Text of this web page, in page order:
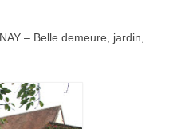
“SUPRA”
– Belle demeure, jardin,